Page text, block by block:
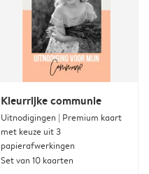
Kleurrijke communie
Uitnodigingen | Premium kaart
met keuze uit 3
papierafwerkingen
Set van 10 kaarten